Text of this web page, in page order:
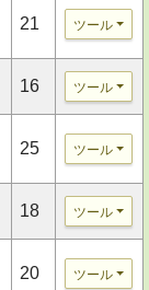
21 ツール
16 ツール
25 ツール
18 ツール
20 ツール